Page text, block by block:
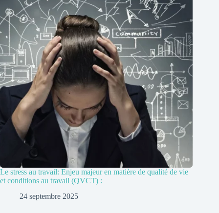
Le stress au travail: Enjeu majeur en matière de qualité de vie
et conditions au travail (QVCT) :
24 septembre 2025